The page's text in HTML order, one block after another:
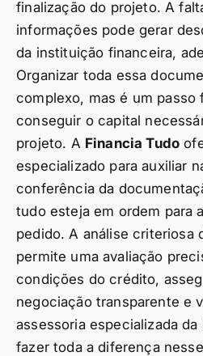
finalização do projeto. A
informações pode gerar
da instituição financeira,
Organizar toda essa
complexo, mas é um passo
conseguir o capital
projeto. A Financia Tudo
especializado para auxiliar
conferência da
tudo esteja em ordem para
pedido. A análise criteriosa
permite uma avaliação
condições do crédito,
negociação transparente e
assessoria especializada da
fazer toda a diferença